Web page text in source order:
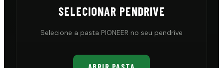
SELECIONAR PENDRIVE
Selecione a pasta PIONEER no seu pendrive